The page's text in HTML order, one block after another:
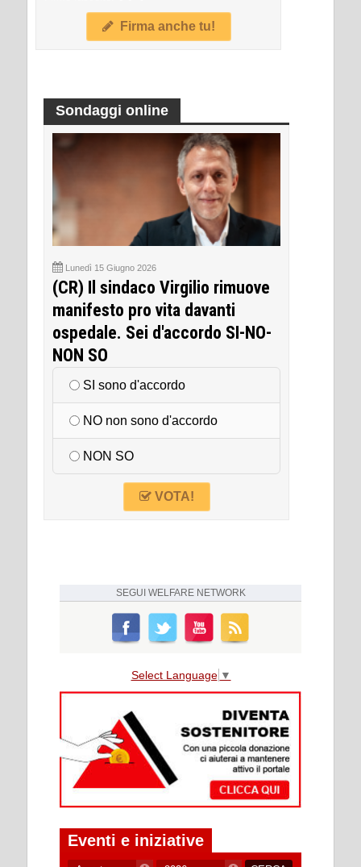
Firma anche tu!
Sondaggi online
Lunedì 15 Giugno 2026
(CR) Il sindaco Virgilio rimuove
manifesto pro vita davanti
ospedale. Sei d'accordo SI-NO-
NON SO
SI sono d'accordo
NO non sono d'accordo
NON SO
VOTA!
SEGUI WELFARE NETWORK
Select Language ▼
Eventi e iniziative